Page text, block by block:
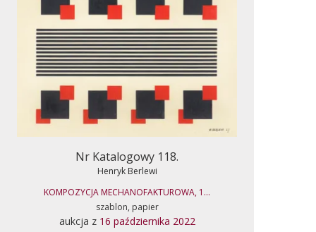
Nr Katalogowy 118.
Henryk Berlewi
KOMPOZYCJA MECHANOFAKTUROWA, 1...
szablon, papier
aukcja z 16 października 2022